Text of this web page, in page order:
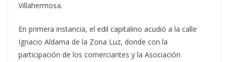
Villahermosa.
En primera instancia, el edil capitalino acudió a la calle
Ignacio Aldama de la Zona Luz, donde con la
participación de los comerciantes y la Asociación